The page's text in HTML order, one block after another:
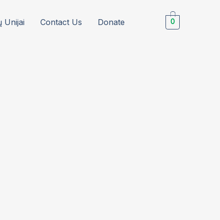
Unijai Contact Us Donate 0